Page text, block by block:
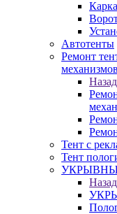
Автотенты
Ремонт
механизмов
Назад
Тент с
Тент
Назад